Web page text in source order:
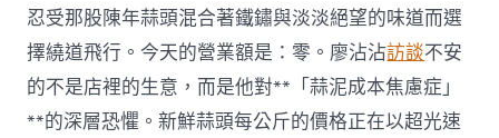
忍受那股陳年蒜頭混合著鐵鏽與淡淡絕望的味道而選
擇繞道飛行。今天的營業額是：零。廖沾沾訪談不安
的不是店裡的生意，而是他對**「蒜泥成本焦慮症」
**的深層恐懼。新鮮蒜頭每公斤的價格正在以超光速